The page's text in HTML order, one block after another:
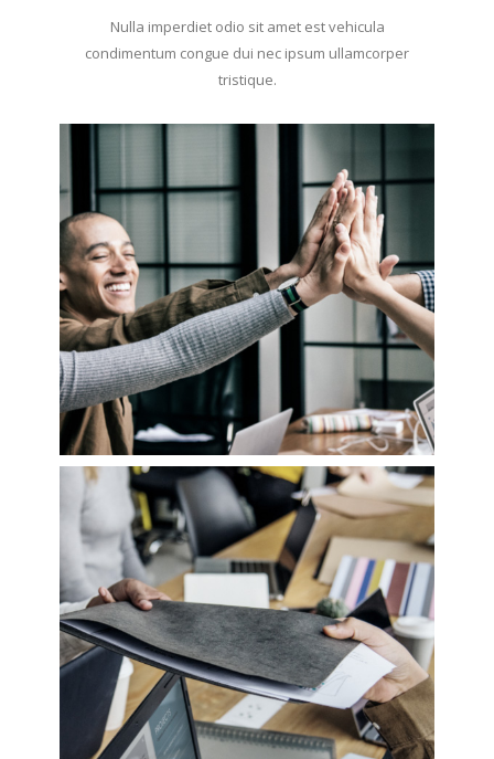
Nulla imperdiet odio sit amet est vehicula
condimentum congue dui nec ipsum ullamcorper
tristique.